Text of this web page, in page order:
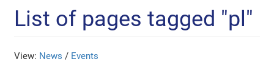
List of pages tagged "pl"
View: News / Events